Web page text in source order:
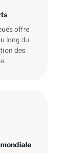
offre
long du
des